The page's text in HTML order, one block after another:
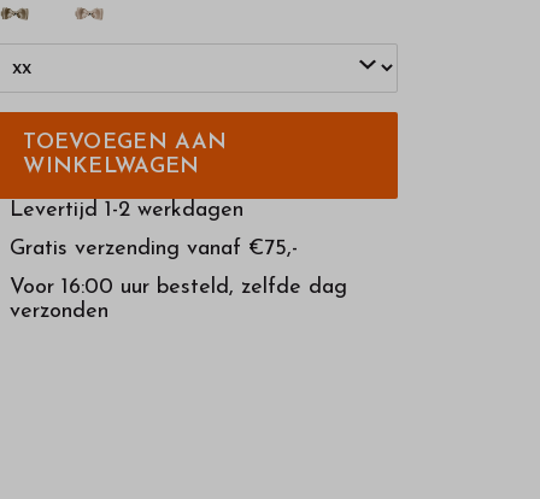
TOEVOEGEN AAN
WINKELWAGEN
Levertijd 1-2 werkdagen
Gratis verzending vanaf €75,-
Voor 16:00 uur besteld, zelfde dag
verzonden